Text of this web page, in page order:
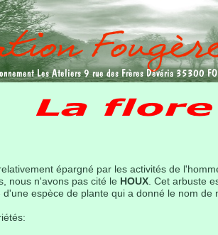
Les Ateliers 9 rue des Frères Dévéria 35300
épargné par les activités de
nous n'avons pas cité le HOUX . Cet arbuste
espèce de plante qui a donné le nom de